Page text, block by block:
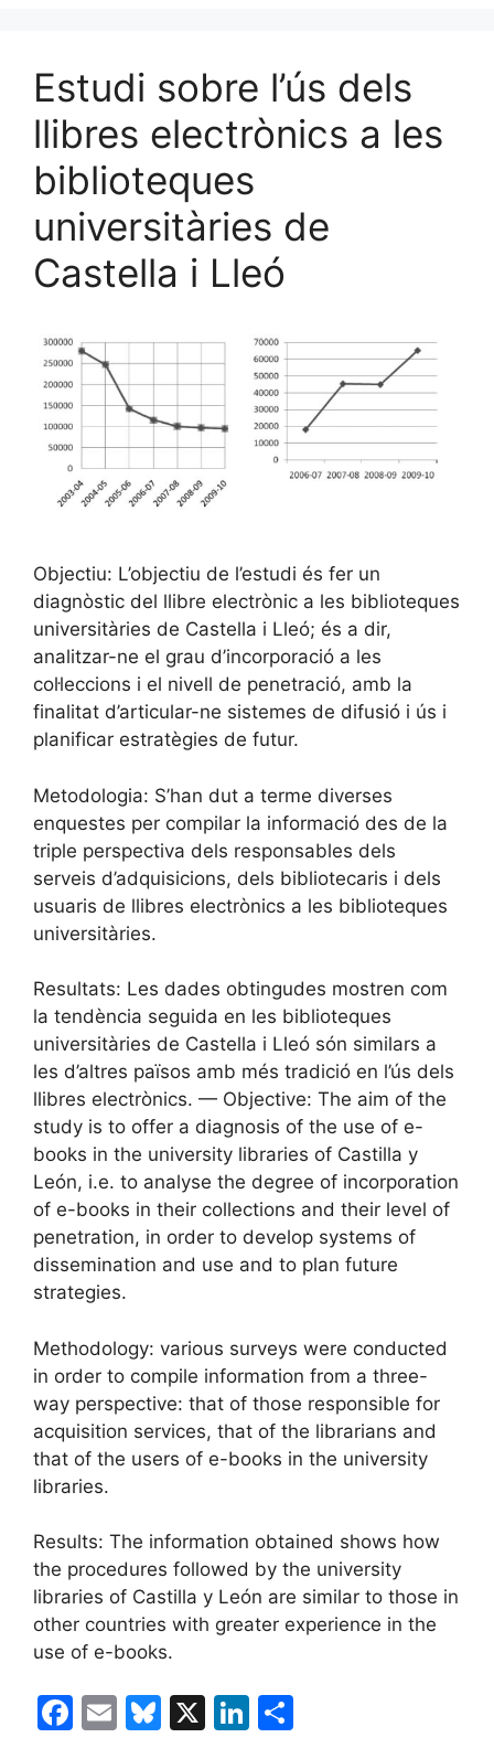
Estudi sobre l’ús dels
llibres electrònics a les
biblioteques
universitàries de
Castella i Lleó
Objectiu: L’objectiu de l’estudi és fer un
diagnòstic del llibre electrònic a les biblioteques
universitàries de Castella i Lleó; és a dir,
analitzar-ne el grau d’incorporació a les
col·leccions i el nivell de penetració, amb la
finalitat d’articular-ne sistemes de difusió i ús i
planificar estratègies de futur.
Metodologia: S’han dut a terme diverses
enquestes per compilar la informació des de la
triple perspectiva dels responsables dels
serveis d’adquisicions, dels bibliotecaris i dels
usuaris de llibres electrònics a les biblioteques
universitàries.
Resultats: Les dades obtingudes mostren com
la tendència seguida en les biblioteques
universitàries de Castella i Lleó són similars a
les d’altres països amb més tradició en l’ús dels
llibres electrònics. — Objective: The aim of the
study is to offer a diagnosis of the use of e-
books in the university libraries of Castilla y
León, i.e. to analyse the degree of incorporation
of e-books in their collections and their level of
penetration, in order to develop systems of
dissemination and use and to plan future
strategies.
Methodology: various surveys were conducted
in order to compile information from a three-
way perspective: that of those responsible for
acquisition services, that of the librarians and
that of the users of e-books in the university
libraries.
Results: The information obtained shows how
the procedures followed by the university
libraries of Castilla y León are similar to those in
other countries with greater experience in the
use of e-books.
F
E
Bl X
Li